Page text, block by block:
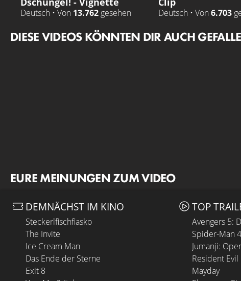
Deutsch • Von 13.762 gesehen Deutsch • Von 6.703
DIESE VIDEOS KÖNNTEN DIR AUCH
EURE MEINUNGEN ZUM VIDEO
DEMNÄCHST IM KINO
Steckerlfischfiasko
The Invite
Ice Cream Man
Das Ende der Sterne
Exit 8
TOP
Avengers 5:
Spider-Man
Jumanji:
Resident Evil
Mayday